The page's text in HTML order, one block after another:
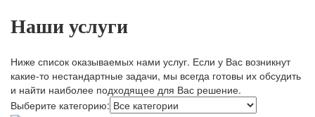
Наши услуги
Ниже список оказываемых нами услуг. Если у Вас возникнут
какие-то нестандартные задачи, мы всегда готовы их обсудить
и найти наиболее подходящее для Вас решение.
Выберите категорию: